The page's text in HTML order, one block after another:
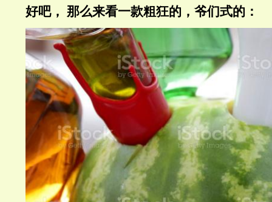
好吧， 那么来看一款粗狂的，爷们式的：